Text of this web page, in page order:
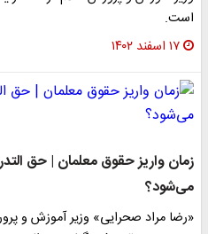
است.
۱۷ اسفند ۱۴۰۲
زمان واریز حقوق معلمان | حق
می‌شود؟
«رضا مراد صحرایی» وزیر آموزش و